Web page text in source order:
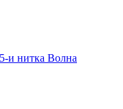
и нитка Волна